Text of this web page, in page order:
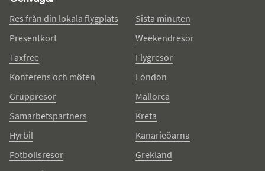
Res från din lokala flygplats
Presentkort
Taxfree
Konferens och möten
Gruppresor
Samarbetspartners
Hyrbil
Fotbollsresor
Sista minuten
Weekendresor
Flygresor
London
Mallorca
Kreta
Kanarieöarna
Grekland